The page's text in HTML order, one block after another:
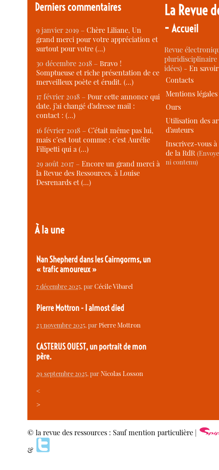
Derniers commentaires
9 janvier 2019 –Chère Liliane, Un
grand merci pour votre appréciation et
surtout pour votre (…)
30 décembre 2018 –Bravo !
Somptueuse et riche présentation de ce
merveilleux poète et érudit. (…)
17 février 2018 –Pour cette annonce qui
date, j’ai changé d’adresse mail :
contact : (…)
16 février 2018 –C’était même pas lui,
mais c’est tout comme : c’est Aurélie
Filipetti qui a (…)
29 août 2017 –Encore un grand merci à
la Revue des Ressources, à Louise
Desrenards et (…)
À la une
Nan Shepherd dans les Cairngorms, un
« trafic amoureux »
7 décembre 2025, parCécile Vibarel
Pierre Mottron - I almost died
23 novembre 2025, parPierre Mottron
CASTERUS OUEST, un portrait de mon
père.
29 septembre 2025, parNicolas Losson
<
>
La Revue
-Accueil
Revue
idées) -En
Contacts
Mentions légales
Ours
Utilisation des
d’auteurs
Inscrivez-vous
de la RdR
ni contenu)
© la revue des ressources : Sauf mention particulière |
&